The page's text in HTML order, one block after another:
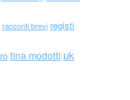
racconti brevi registi
tina modotti uk